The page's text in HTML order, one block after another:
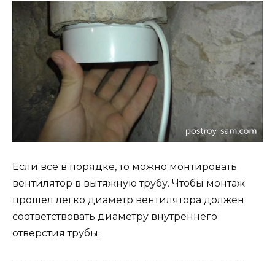
Если все в порядке, то можно монтировать
вентилятор в вытяжную трубу. Чтобы монтаж
прошел легко диаметр вентилятора должен
соответствовать диаметру внутреннего
отверстия трубы.